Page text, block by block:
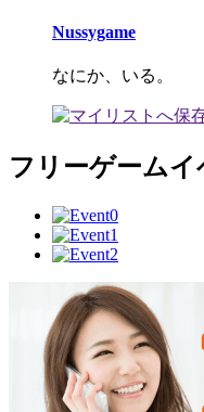
Nussygame
なにか、いる。
フリーゲームイ